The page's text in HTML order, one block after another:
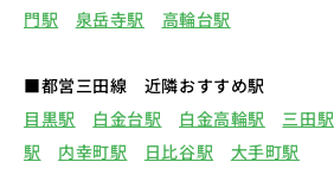
門駅
泉岳寺駅 高輪台駅
■都営三田線 近隣おすすめ駅
目黒駅
白金台駅 白金高輪駅 三田駅
駅
内幸町駅 日比谷駅 大手町駅